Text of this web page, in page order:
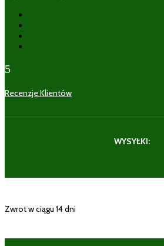
5
Recenzje Klientów
WYSYŁKI:
Zwrot w ciągu 14 dni